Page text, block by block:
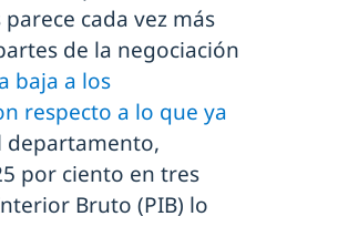
cada vez más
de la negociación
baja a los
respecto a lo que ya
departamento,
por ciento en tres
Bruto (PIB) lo